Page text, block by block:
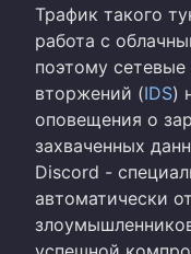
Трафик такого
работа с
поэтому
вторжений (IDS)
оповещения о
захваченных
Discord -
автоматически